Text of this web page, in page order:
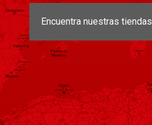
Encuentra nuestras tiendas